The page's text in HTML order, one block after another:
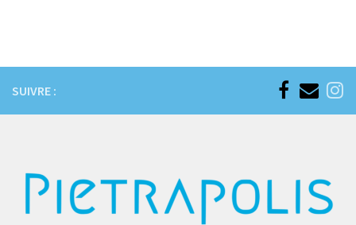
SUIVRE :